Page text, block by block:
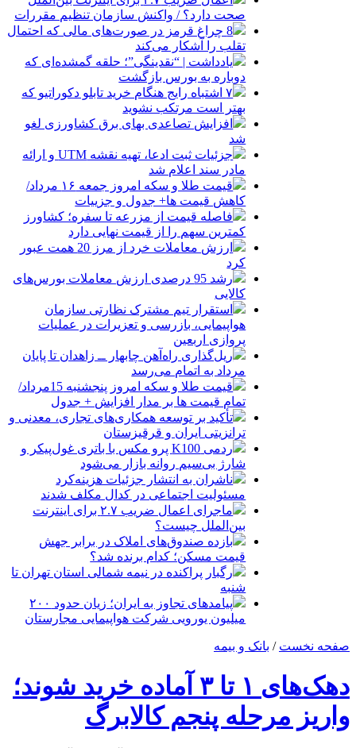
صحت دارد؟ / واکنش سازمان تنظیم مقررات
8 چراغ قرمز در صورت‌های مالی که احتمال
تقلب را آشکار می‌کند
یادداشت | “نقدینگی”؛ حلقه گمشده‌ای که
دوباره به بورس بازگشت
۷ اشتباه رایج هنگام خرید تابلو دکوراتیو که
بهتر است مرتکب نشوید
افزایش تصاعدی بهای برق کشاورزی لغو
شد
جزئیات ثبت ادعا، تهیه نقشه UTM و ارائه
مادر سند اعلام شد
قیمت طلا و سکه امروز جمعه ۱۶ مرداد/
کاهش قیمت ها+ جدول و جزییات
فاصله قیمت از مزرعه تا سفره؛ کشاورز
کمترین سهم را از قیمت نهایی دارد
ارزش معاملات خرد از مرز 20 همت عبور
کرد
رشد 95 درصدی ارزش معاملات بورس‌های
کالایی
استقرار تیم مشترک نظارتی سازمان
هواپیمایی، بازرسی و تعزیرات در عملیات
پروازی اربعین
ریل‌گذاری راه‌آهن چابهار ــ زاهدان تا پایان
مرداد به اتمام می‌رسد
قیمت طلا و سکه امروز پنجشنبه 15مرداد/
تمام قیمت ها بر مدار افزایش + جدول
تأکید بر توسعه همکاری‌های تجاری، معدنی و
ترانزیتی ایران و قرقیزستان
ردمی K100 پرو مکس با باتری غول‌پیکر و
شارژ بی‌سیم روانه بازار می‌شود
ناشران به انتشار جزئیات هزینه‌کرد
مسئولیت اجتماعی در کدال مکلف شدند
ماجرای اعمال ضریب ۲.۷ برای اینترنت
بین‌الملل چیست؟
بازده صندوق‌های املاک در برابر جهش
قیمت مسکن؛ کدام برنده شد؟
رگبار پراکنده در نیمه شمالی استان تهران تا
شنبه
پیامدهای تجاوز به ایران؛ زیان حدود ۲۰۰
میلیون یورویی شرکت هواپیمایی مجارستان
صفحه نخست / بانک و بیمه
دهک‌های ۱ تا ۳ آماده خرید شوند؛
واریز مرحله پنجم کالابرگ